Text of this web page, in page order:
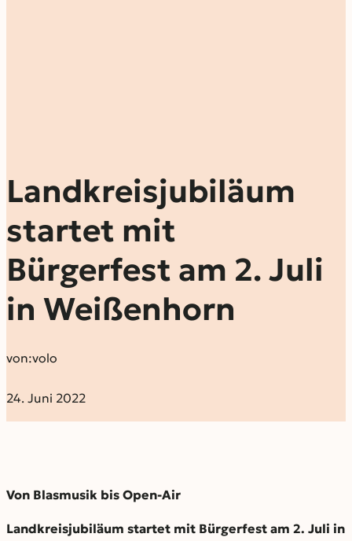
Landkreisjubiläum
startet mit
Bürgerfest am 2. Juli
in Weißenhorn
von:volo
24. Juni 2022
Von Blasmusik bis Open-Air
Landkreisjubiläum startet mit Bürgerfest am 2. Juli in